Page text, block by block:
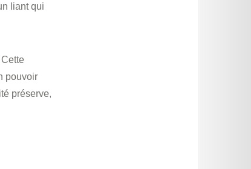
liant qui
Cette
pouvoir
préserve,